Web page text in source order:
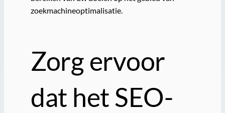
zoekmachineoptimalisatie.
Zorg ervoor
dat het SEO-